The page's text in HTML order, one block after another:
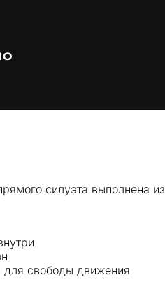
силуэта выполнена из
для свободы движения